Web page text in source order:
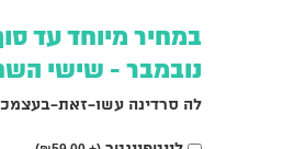
במחיר מיוחד עד
נובמבר - שישי
לה סרדינה עשו-זאת-